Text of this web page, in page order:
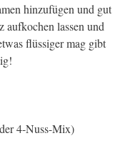
hinzufügen und gut
lassen und
flüssiger mag gibt
4-Nuss-Mix)